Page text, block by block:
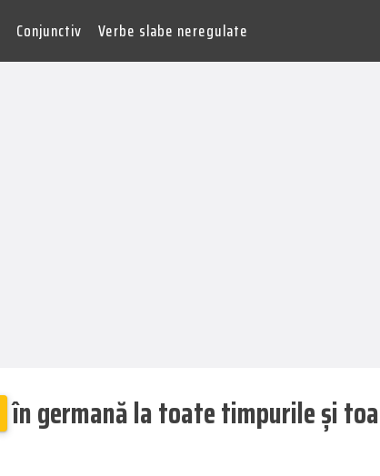
Conjunctiv Verbe slabe neregulate
în germană la toate timpurile și